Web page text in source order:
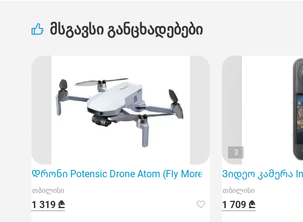
მსგავსი განცხადებები
Დრონი Potensic Drone Atom (Fly More Combo) 3 batteries in
თბილისი
1 319 ₾
3
Ვიდეო კამერა
თბილისი
1 709 ₾